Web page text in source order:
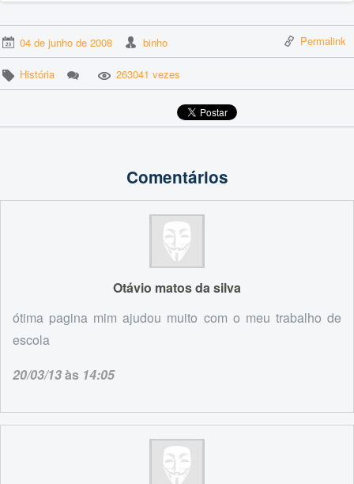
04 de junho de 2008 binho Permalink
História 263041 vezes
Comentários
Otávio matos da silva
ótima pagina mim ajudou muito com o meu trabalho de
escola
20/03/13às 14:05